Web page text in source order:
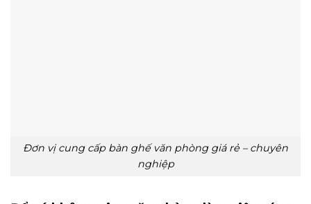
Đơn vị cung cấp bàn ghế văn phòng giá rẻ – chuyên
nghiệp